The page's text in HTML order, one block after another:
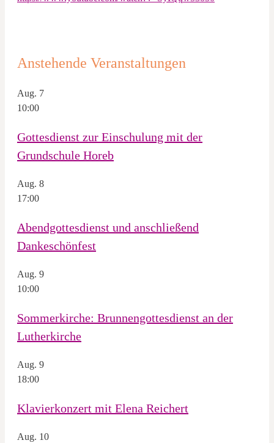
Anstehende Veranstaltungen
Aug. 7
10:00
Gottesdienst zur Einschulung mit der
Grundschule Horeb
Aug. 8
17:00
Abendgottesdienst und anschließend
Dankeschönfest
Aug. 9
10:00
Sommerkirche: Brunnengottesdienst an der
Lutherkirche
Aug. 9
18:00
Klavierkonzert mit Elena Reichert
Aug. 10